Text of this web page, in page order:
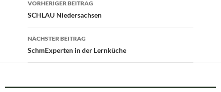
VORHERIGER BEITRAG
SCHLAU Niedersachsen
NÄCHSTER BEITRAG
SchmExperten in der Lernküche